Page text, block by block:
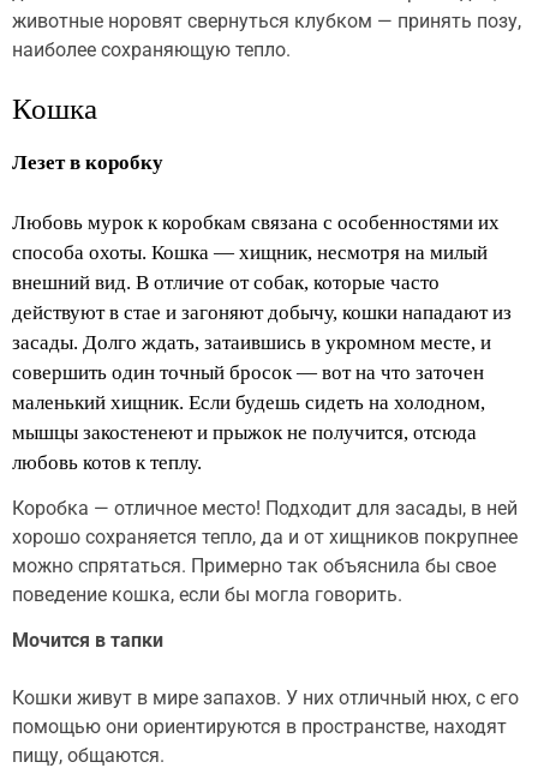
животные норовят свернуться клубком — принять позу,
наиболее сохраняющую тепло.
Кошка
Лезет в коробку
Любовь мурок к коробкам связана с особенностями их
способа охоты. Кошка — хищник, несмотря на милый
внешний вид. В отличие от собак, которые часто
действуют в стае и загоняют добычу, кошки нападают из
засады. Долго ждать, затаившись в укромном месте, и
совершить один точный бросок — вот на что заточен
маленький хищник. Если будешь сидеть на холодном,
мышцы закостенеют и прыжок не получится, отсюда
любовь котов к теплу.
Коробка — отличное место! Подходит для засады, в ней
хорошо сохраняется тепло, да и от хищников покрупнее
можно спрятаться. Примерно так объяснила бы свое
поведение кошка, если бы могла говорить.
Мочится в тапки
Кошки живут в мире запахов. У них отличный нюх, с его
помощью они ориентируются в пространстве, находят
пищу, общаются.